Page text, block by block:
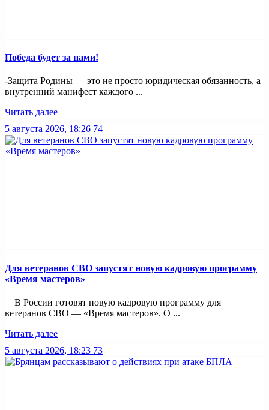
Победа будет за нами!
-Защита Родины — это не просто юридическая обязанность, а
внутренний манифест каждого ...
Читать далее
5 августа 2026, 18:26 74
Для ветеранов СВО запустят новую кадровую программу
«Время мастеров»
В России готовят новую кадровую программу для
ветеранов СВО — «Время мастеров». О ...
Читать далее
5 августа 2026, 18:23 73